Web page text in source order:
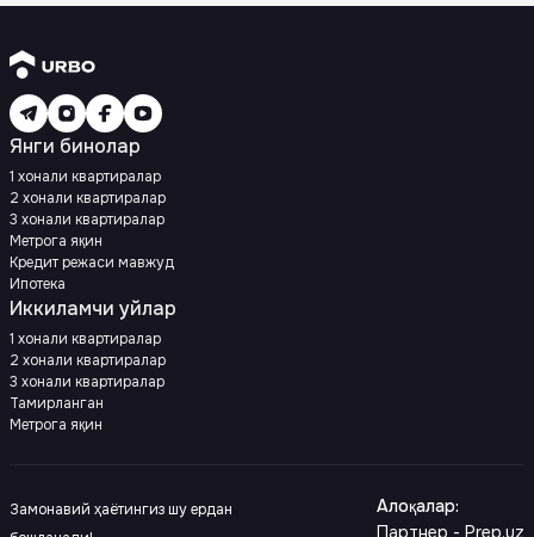
Янги бинолар
1 хонали квартиралар
2 хонали квартиралар
3 хонали квартиралар
Метрога яқин
Кредит режаси мавжуд
Ипотека
Иккиламчи уйлар
1 хонали квартиралар
2 хонали квартиралар
3 хонали квартиралар
Тамирланган
Метрога яқин
Замонавий ҳаётингиз шу ердан
Алоқалар:
Партнер - Prep.uz